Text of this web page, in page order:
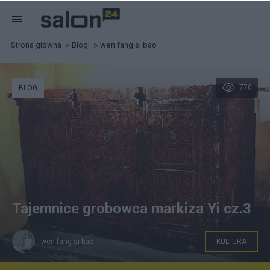
Strona główna Blogi wen fang si bao
770
BLOG
Tajemnice grobowca markiza Yi cz.3
wen fang si bao KULTURA